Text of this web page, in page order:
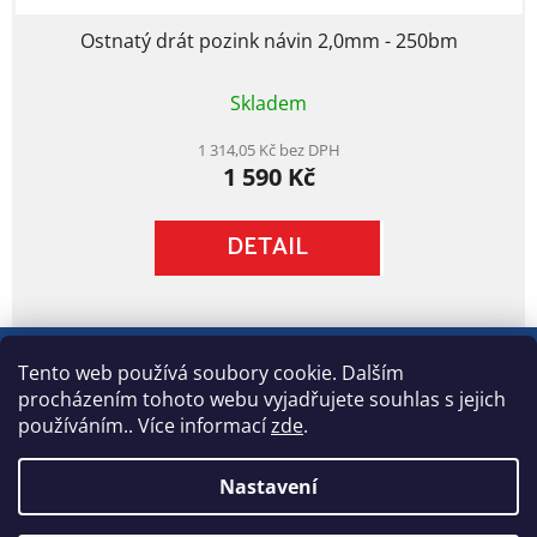
Tento web používá soubory cookie. Dalším
procházením tohoto webu vyjadřujete souhlas s jejich
používáním.. Více informacízde.
Nastavení
Ostnatý drát pozink návin 2,0mm - 250bm
hodnocení
je
5,0
5
hvězdiček.
Skladem
1 314,05 Kč bez DPH
1 590 Kč
DETAIL
Z
Obchodní podmínky
×
Kleště ZDARMA
k nákupu gabionových sítí.
Při koupi gabionových sítí v minimální hodnotě 15 000 Kč vč.